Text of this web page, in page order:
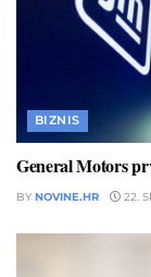
BIZNIS
General Motors
BY NOVINE.HR 22.